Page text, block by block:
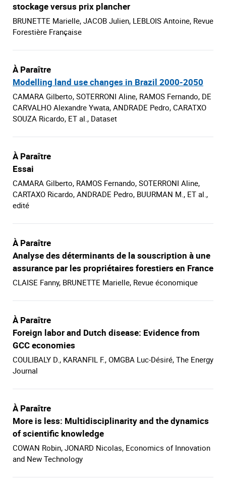
stockage versus prix plancher
BRUNETTE Marielle, JACOB Julien, LEBLOIS Antoine, Revue
Forestière Française
À Paraître
Modelling land use changes in Brazil 2000-2050
CAMARA Gilberto, SOTERRONI Aline, RAMOS Fernando, DE
CARVALHO Alexandre Ywata, ANDRADE Pedro, CARATXO
SOUZA Ricardo, ET al., Dataset
À Paraître
Essai
CAMARA Gilberto, RAMOS Fernando, SOTERRONI Aline,
CARTAXO Ricardo, ANDRADE Pedro, BUURMAN M., ET al.,
edité
À Paraître
Analyse des déterminants de la souscription à une
assurance par les propriétaires forestiers en France
CLAISE Fanny, BRUNETTE Marielle, Revue économique
À Paraître
Foreign labor and Dutch disease: Evidence from
GCC economies
COULIBALY D., KARANFIL F., OMGBA Luc-Désiré, The Energy
Journal
À Paraître
More is less: Multidisciplinarity and the dynamics
of scientific knowledge
COWAN Robin, JONARD Nicolas, Economics of Innovation
and New Technology